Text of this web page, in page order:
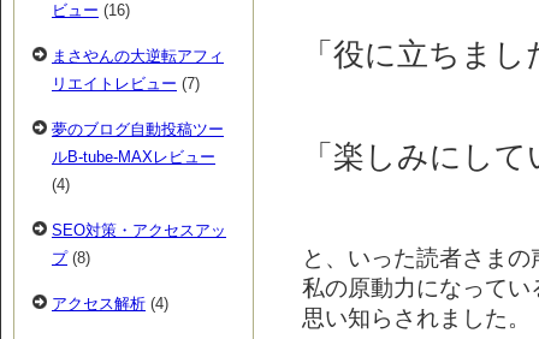
「役に立ちまし
「楽しみにし
と、いった読者さまの
私の原動力になってい
思い知らされました。
ビュー (16)
まさやんの大逆転アフィ
リエイトレビュー (7)
夢のブログ自動投稿ツー
ルB-tube-MAXレビュー
(4)
SEO対策・アクセスアッ
プ(8)
アクセス解析 (4)